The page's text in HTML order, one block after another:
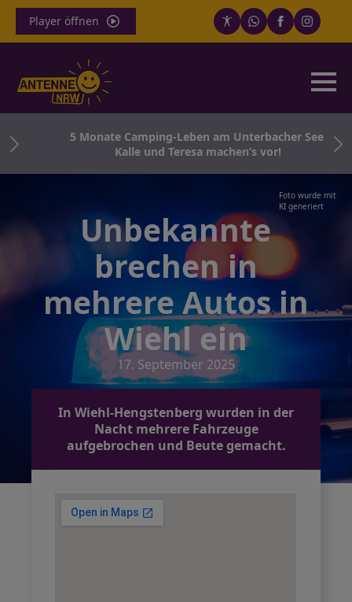
Player öffnen
5 Monate Camping-Leben am Unterbacher See:
Kalle und Teresa machen’s vor!
Foto wurde mit
KI generiert
Unbekannte
brechen in
mehrere Autos in
Wiehl ein
17. September 2025
In Wiehl-Hengstenberg wurden in der
Nacht mehrere Fahrzeuge
aufgebrochen und Beute gemacht.